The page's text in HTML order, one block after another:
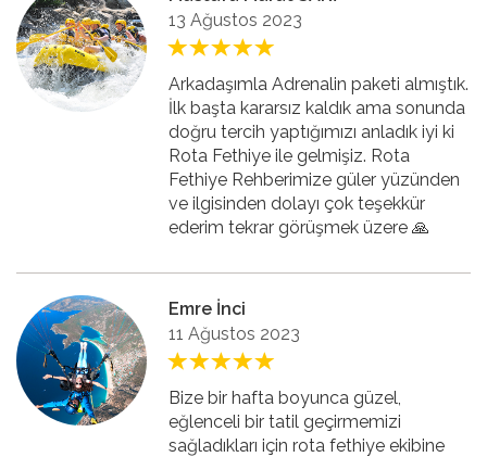
13 Ağustos 2023
Arkadaşımla Adrenalin paketi almıştık.
İlk başta kararsız kaldık ama sonunda
doğru tercih yaptığımızı anladık iyi ki
Rota Fethiye ile gelmişiz. Rota
Fethiye Rehberimize güler yüzünden
ve ilgisinden dolayı çok teşekkür
ederim tekrar görüşmek üzere 🙏
Emre İnci
11 Ağustos 2023
Bize bir hafta boyunca güzel,
eğlenceli bir tatil geçirmemizi
sağladıkları için rota fethiye ekibine